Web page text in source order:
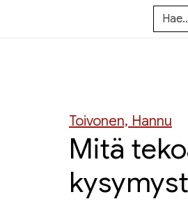
Toivonen, Hannu
Mitä